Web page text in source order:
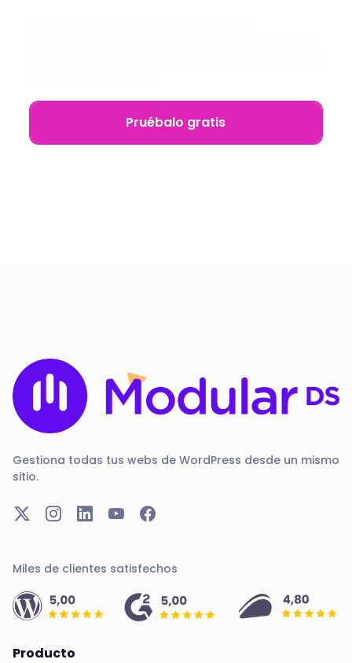
Pruébalo gratis
Gestiona todas tus webs de WordPress desde un mismo
sitio.
Miles de clientes satisfechos
Producto